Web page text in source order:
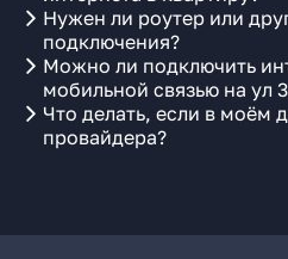
Нужен ли роутер или
подключения?
Можно ли подключить
мобильной связью на ул
Что делать, если в моём
провайдера?